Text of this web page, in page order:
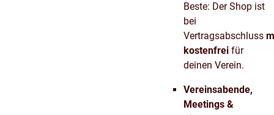
Beste: Der Shop ist
bei
Vertragsabschluss
kostenfrei für
deinen Verein.
Vereinsabende,
Meetings &